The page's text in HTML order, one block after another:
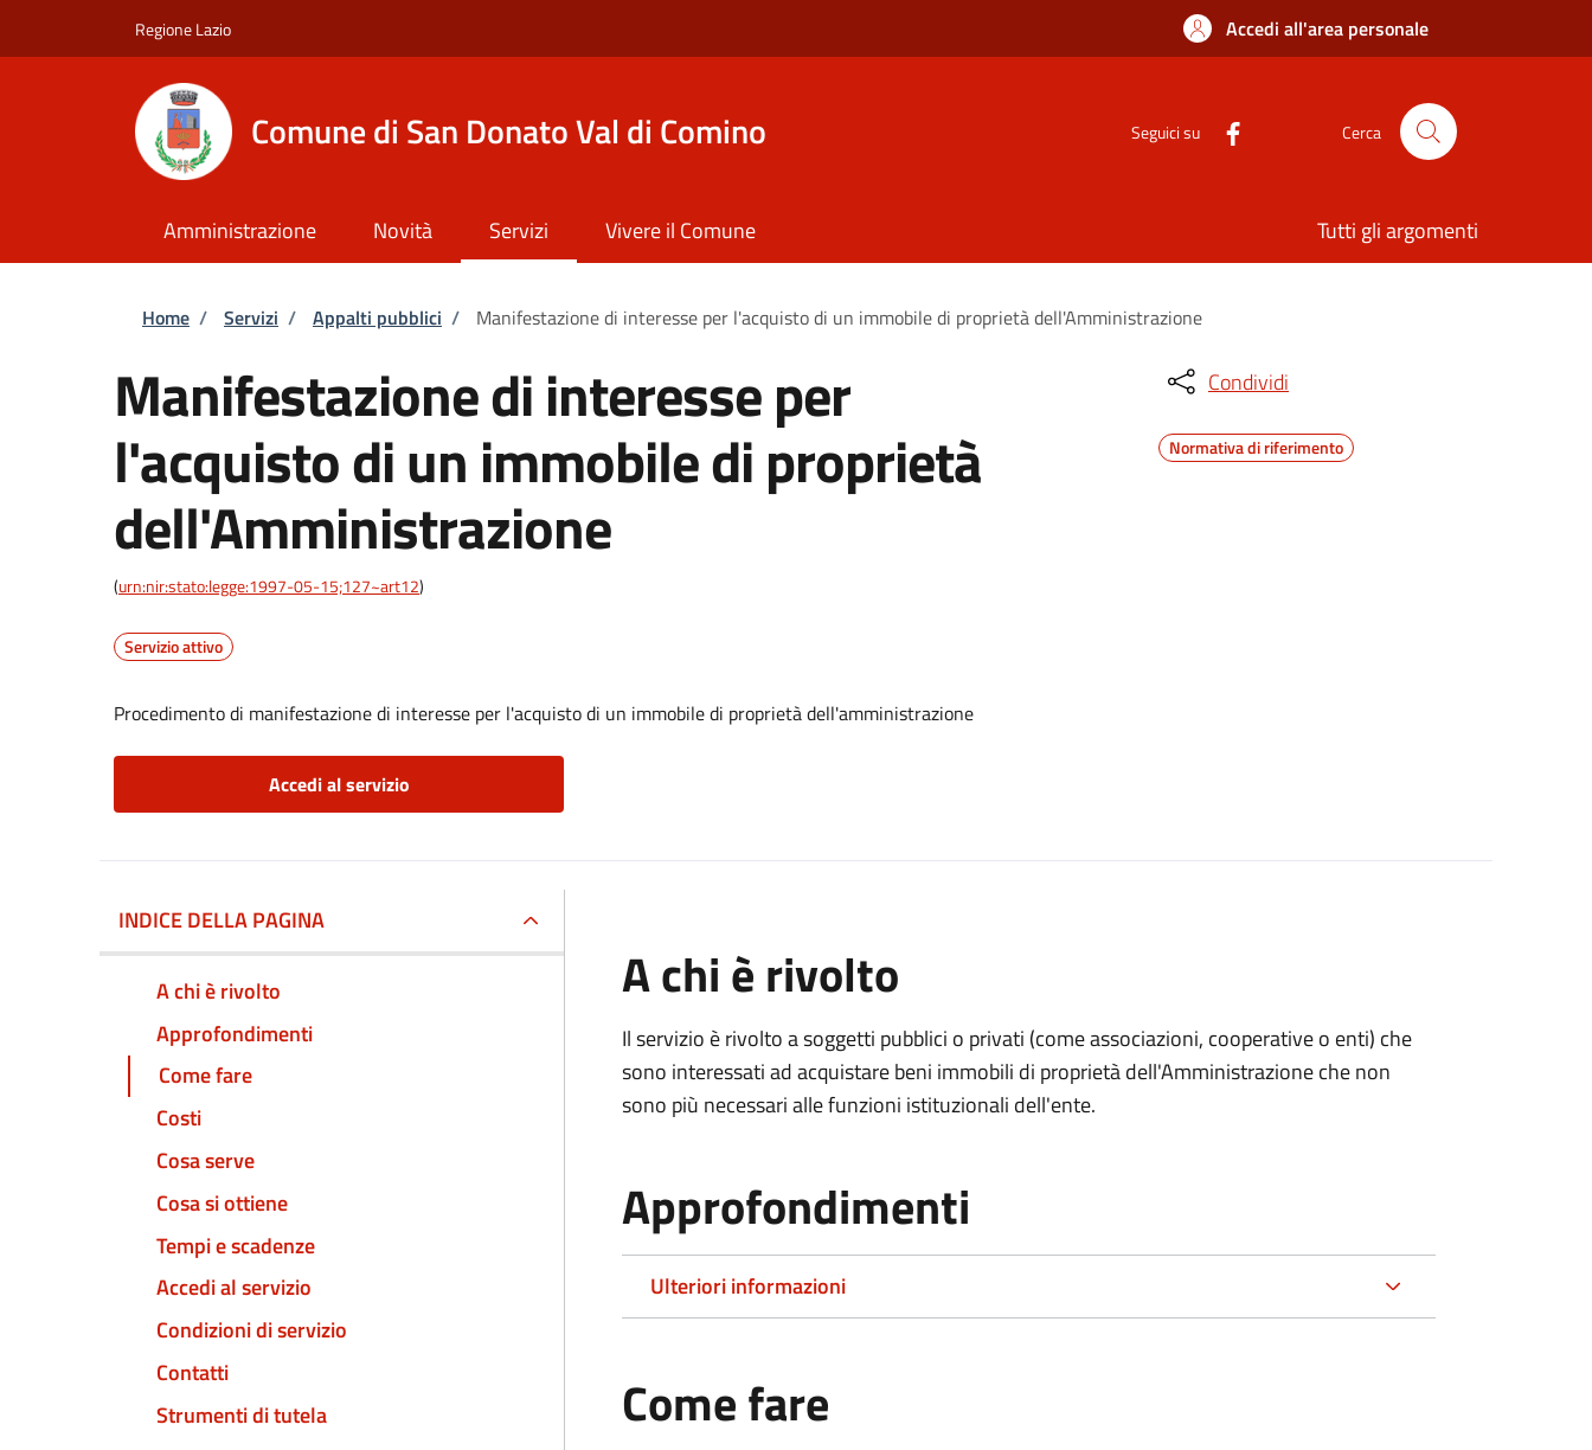
Regione Lazio Accedi all'area personale
Comune di San Donato Val di Comino Seguici su Cerca
Amministrazione Novità Servizi Vivere il Comune Tutti gli argomenti
Briciole di pane
Home / Servizi / Appalti pubblici / Manifestazione di interesse per l'acquisto di un immobile di proprietà dell'Amministrazione
Manifestazione di interesse per
l'acquisto di un immobile di proprietà
dell'Amministrazione
(urn:nir:stato:legge:1997-05-15;127~art12)
Servizio attivo
Procedimento di manifestazione di interesse per l'acquisto di un immobile di proprietà dell'amministrazione
Accedi al servizio
Condividi
Normativa di riferimento
INDICE DELLA PAGINA
A chi è rivolto
Approfondimenti
Come fare
Costi
Cosa serve
Cosa si ottiene
Tempi e scadenze
Accedi al servizio
Condizioni di servizio
Contatti
Strumenti di tutela
A chi è rivolto
Il servizio è rivolto a soggetti pubblici o privati (come associazioni, cooperative o enti) che
sono interessati ad acquistare beni immobili di proprietà dell'Amministrazione che non
sono più necessari alle funzioni istituzionali dell'ente.
Approfondimenti
Ulteriori informazioni
Come fare